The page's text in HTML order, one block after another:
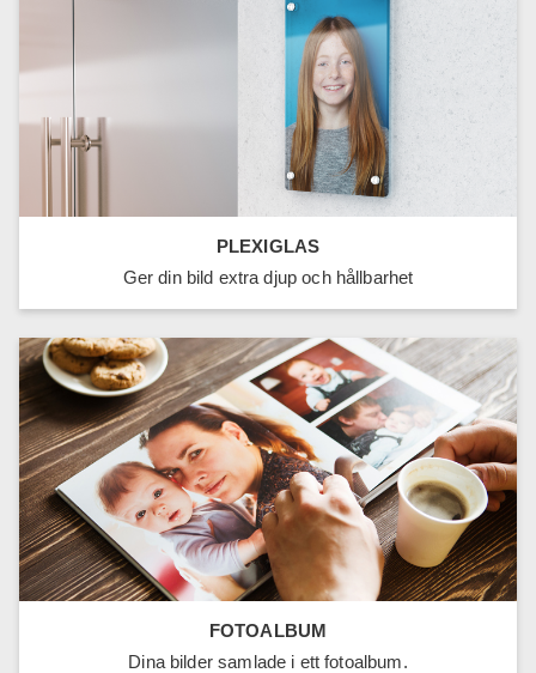
PLEXIGLAS
Ger din bild extra djup och hållbarhet
FOTOALBUM
Dina bilder samlade i ett fotoalbum.